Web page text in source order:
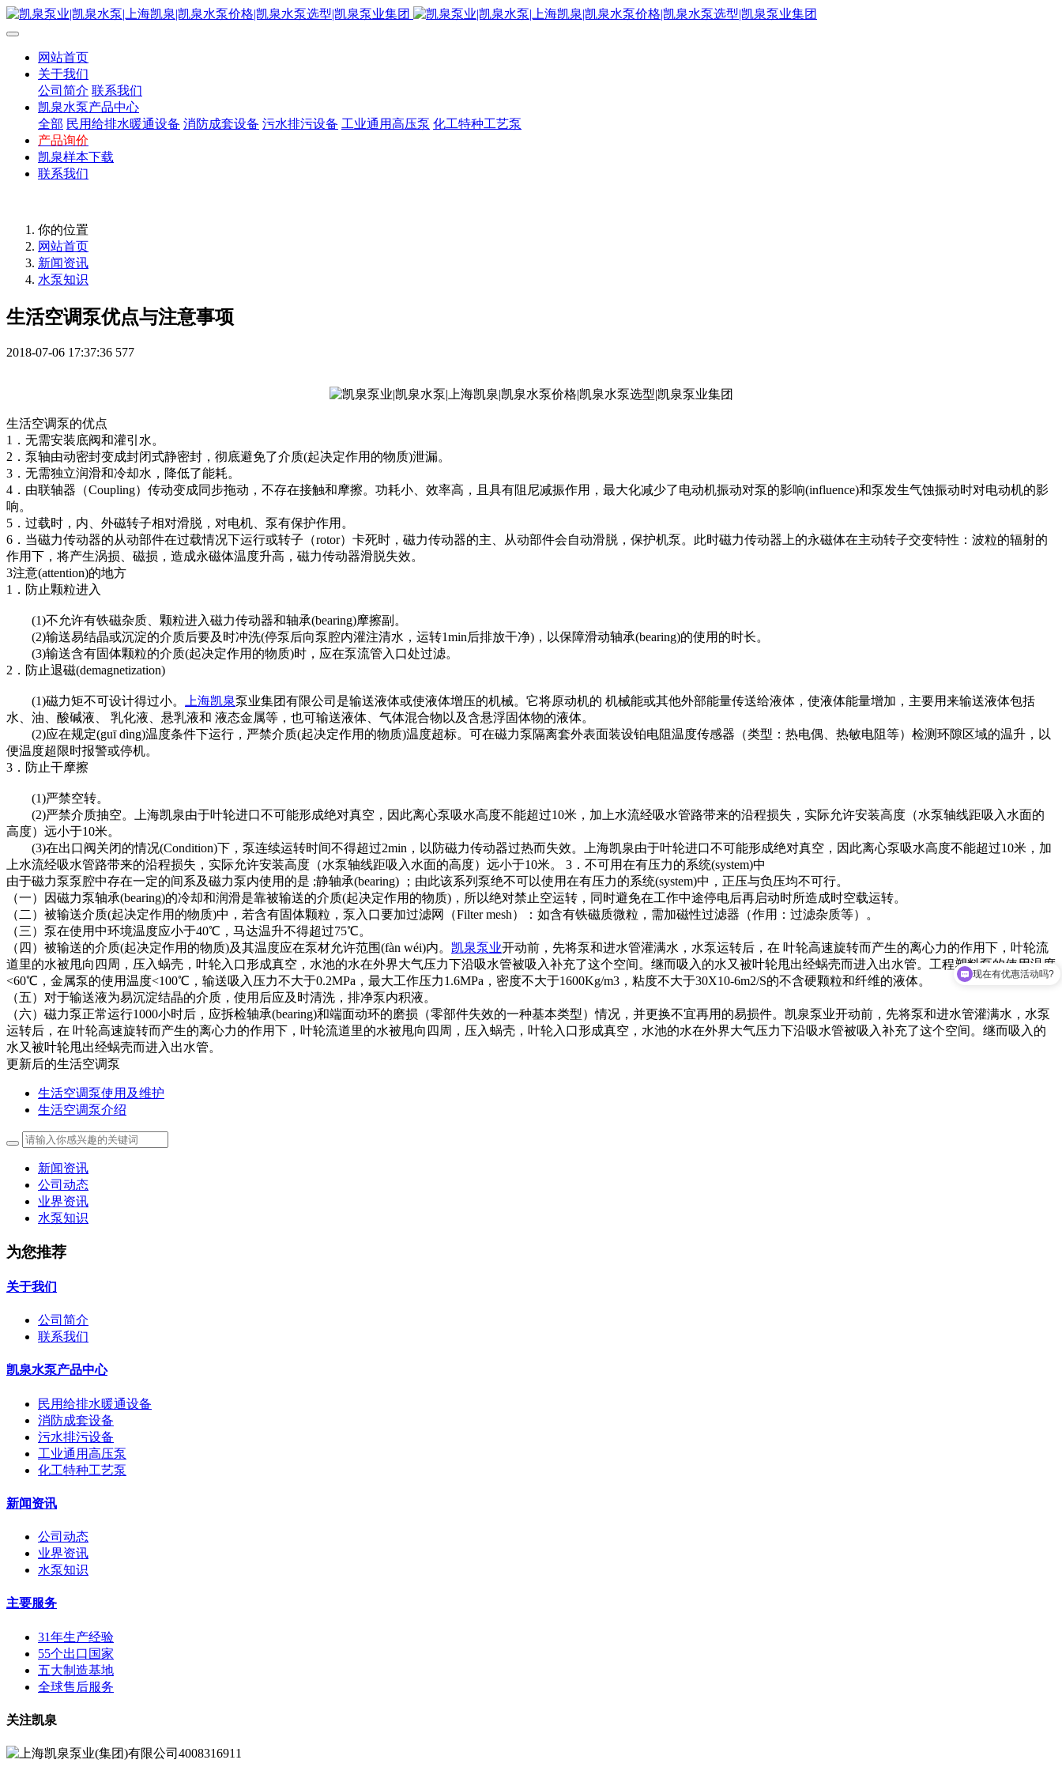
网站首页
关于我们
公司简介 联系我们
凯泉水泵产品中心
全部 民用给排水暖通设备 消防成套设备 污水排污设备 工业通用高压泵 化工特种工艺泵
产品询价
凯泉样本下载
联系我们
你的位置
网站首页
新闻资讯
水泵知识
生活空调泵优点与注意事项
2018-07-06 17:37:36 577
生活空调泵的优点
1．无需安装底阀和灌引水。
2．泵轴由动密封变成封闭式静密封，彻底避免了介质(起决定作用的物质)泄漏。
3．无需独立润滑和冷却水，降低了能耗。
4．由联轴器（Coupling）传动变成同步拖动，不存在接触和摩擦。功耗小、效率高，且具有阻尼减振作用，最大化减少了电动机振动对泵的影响(influence)和泵发生气蚀振动时对电动机的影
响。
5．过载时，内、外磁转子相对滑脱，对电机、泵有保护作用。
6．当磁力传动器的从动部件在过载情况下运行或转子（rotor）卡死时，磁力传动器的主、从动部件会自动滑脱，保护机泵。此时磁力传动器上的永磁体在主动转子交变特性：波粒的辐射的
作用下，将产生涡损、磁损，造成永磁体温度升高，磁力传动器滑脱失效。
3注意(attention)的地方
1．防止颗粒进入
(1)不允许有铁磁杂质、颗粒进入磁力传动器和轴承(bearing)摩擦副。
(2)输送易结晶或沉淀的介质后要及时冲洗(停泵后向泵腔内灌注清水，运转1min后排放干净)，以保障滑动轴承(bearing)的使用的时长。
(3)输送含有固体颗粒的介质(起决定作用的物质)时，应在泵流管入口处过滤。
2．防止退磁(demagnetization)
(1)磁力矩不可设计得过小。 上海凯泉泵业集团有限公司是输送液体或使液体增压的机械。它将原动机的 机械能或其他外部能量传送给液体，使液体能量增加，主要用来输送液体包括
水、油、酸碱液、 乳化液、悬乳液和 液态金属等，也可输送液体、气体混合物以及含悬浮固体物的液体。
(2)应在规定(guī dìng)温度条件下运行，严禁介质(起决定作用的物质)温度超标。可在磁力泵隔离套外表面装设铂电阻温度传感器（类型：热电偶、热敏电阻等）检测环隙区域的温升，以
便温度超限时报警或停机。
3．防止干摩擦
(1)严禁空转。
(2)严禁介质抽空。上海凯泉由于叶轮进口不可能形成绝对真空，因此离心泵吸水高度不能超过10米，加上水流经吸水管路带来的沿程损失，实际允许安装高度（水泵轴线距吸入水面的
高度）远小于10米。
(3)在出口阀关闭的情况(Condition)下，泵连续运转时间不得超过2min，以防磁力传动器过热而失效。上海凯泉由于叶轮进口不可能形成绝对真空，因此离心泵吸水高度不能超过10米，加
上水流经吸水管路带来的沿程损失，实际允许安装高度（水泵轴线距吸入水面的高度）远小于10米。 3．不可用在有压力的系统(system)中
由于磁力泵泵腔中存在一定的间系及磁力泵内使用的是 ;静轴承(bearing) ；由此该系列泵绝不可以使用在有压力的系统(system)中，正压与负压均不可行。
（一）因磁力泵轴承(bearing)的冷却和润滑是靠被输送的介质(起决定作用的物质)，所以绝对禁止空运转，同时避免在工作中途停电后再启动时所造成时空载运转。
（二）被输送介质(起决定作用的物质)中，若含有固体颗粒，泵入口要加过滤网（Filter mesh）：如含有铁磁质微粒，需加磁性过滤器（作用：过滤杂质等）。
（三）泵在使用中环境温度应小于40℃，马达温升不得超过75℃。
（四）被输送的介质(起决定作用的物质)及其温度应在泵材允许范围(fàn wéi)内。 凯泉泵业开动前，先将泵和进水管灌满水，水泵运转后，在 叶轮高速旋转而产生的离心力的作用下，叶轮流
道里的水被甩向四周，压入蜗壳，叶轮入口形成真空，水池的水在外界大气压力下沿吸水管被吸入补充了这个空间。继而吸入的水又被叶轮甩出经蜗壳而进入出水管。工程塑料泵的使用温度
<60℃，金属泵的使用温度<100℃，输送吸入压力不大于0.2MPa，最大工作压力1.6MPa，密度不大于1600Kg/m3，粘度不大于30X10-6m2/S的不含硬颗粒和纤维的液体。
（五）对于输送液为易沉淀结晶的介质，使用后应及时清洗，排净泵内积液。
（六）磁力泵正常运行1000小时后，应拆检轴承(bearing)和端面动环的磨损（零部件失效的一种基本类型）情况，并更换不宜再用的易损件。凯泉泵业开动前，先将泵和进水管灌满水，水泵
运转后，在 叶轮高速旋转而产生的离心力的作用下，叶轮流道里的水被甩向四周，压入蜗壳，叶轮入口形成真空，水池的水在外界大气压力下沿吸水管被吸入补充了这个空间。继而吸入的
水又被叶轮甩出经蜗壳而进入出水管。
更新后的生活空调泵
生活空调泵使用及维护
生活空调泵介绍
新闻资讯
公司动态
业界资讯
水泵知识
为您推荐
关于我们
公司简介
联系我们
凯泉水泵产品中心
民用给排水暖通设备
消防成套设备
污水排污设备
工业通用高压泵
化工特种工艺泵
新闻资讯
公司动态
业界资讯
水泵知识
主要服务
31年生产经验
55个出口国家
五大制造基地
全球售后服务
关注凯泉
现在有优惠活动吗?